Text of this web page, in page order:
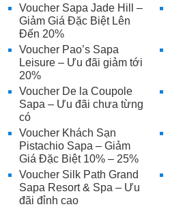
Voucher Sapa Jade Hill –
Giảm Giá Đặc Biệt Lên
Đến 20%
Voucher Pao’s Sapa
Leisure – Ưu đãi giảm tới
20%
Voucher De la Coupole
Sapa – Ưu đãi chưa từng
có
Voucher Khách Sạn
Pistachio Sapa – Giảm
Giá Đặc Biệt 10% – 25%
Voucher Silk Path Grand
Sapa Resort & Spa – Ưu
đãi đỉnh cao